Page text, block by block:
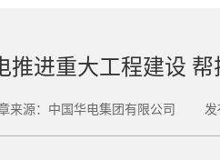
推进重大工程建设
来源：中国华电集团有限公司 发